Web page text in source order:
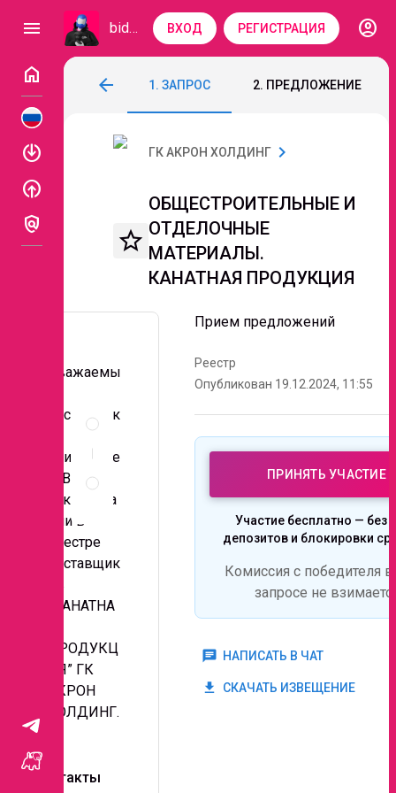
menu bidzaar ВХОД РЕГИСТРАЦИЯ
account_circle
home
enable
enable
policy
arrow_back
ОБЩЕСТРОИТЕЛЬНЫЕ И
1. ЗАПРОС 2. ПРЕДЛОЖЕНИЕ
Правила
запроса
ГК АКРОН ХОЛДИНГ chevron_right
star_border
ОБЩЕСТРОИТЕЛЬНЫЕ И
ОТДЕЛОЧНЫЕ
МАТЕРИАЛЫ.
КАНАТНАЯ ПРОДУКЦИЯ
Уважаемы
поставщик
приглашае
м Вас к
аккредита
ции в
реестре
поставщик
“КАНАТНА
ПРОДУКЦ
ИЯ” ГК
АКРОН
ХОЛДИНГ.
Контакты
Прием предложений
Реестр
Опубликован 19.12.2024, 11:55
ПРИНЯТЬ УЧАСТИЕ
Участие бесплатно — без
депозитов и блокировки
Комиссия с победителя
запросе не
chat НАПИСАТЬ В ЧАТ
get_app СКАЧАТЬ ИЗВЕЩЕНИЕ